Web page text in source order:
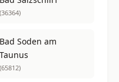
(36364)
Bad Soden am
Taunus
(65812)